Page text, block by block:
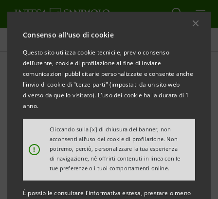
Consenso all'uso di cookie
Questo sito utilizza cookie tecnici e, previo consenso
dell’utente, cookie di profilazione al fine di inviare
comunicazioni pubblicitarie personalizzate e consente anche
l'invio di cookie di "terze parti" (impostati da un sito web
diverso da quello visitato). L'uso dei cookie ha la durata di 1
anno.
!
Cliccando sulla [x] di chiusura del banner, non
acconsenti all’uso dei cookie di profilazione. Non
potremo, perciò, personalizzare la tua esperienza
di navigazione, né offrirti contenuti in linea con le
tue preferenze o i tuoi comportamenti online.
È possibile consultare l'informativa estesa, prestare o meno
Comunicati stampa
STAMPA AGGIORNA
3° OSSERVATORIO INDUSTRIA 4.0 INTESA
SANPAOLO-BI-REX: LE PERFORMANCE
ECONOMICHE DELLE IMPRESE
• Innovazione tecnologica e trasformazione
digitale delle imprese al centro di un momento di
confronto e approfondimento organizzato a
Bologna dal Competence Center BI-REX e Intesa
Sanpaolo